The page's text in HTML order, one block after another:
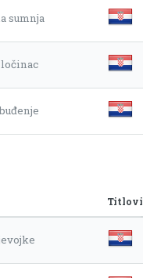
sumnja
Titlovi